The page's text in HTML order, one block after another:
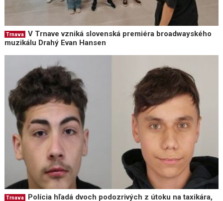
Trnava
V Trnave vzniká slovenská premiéra broadwayského
muzikálu Drahý Evan Hansen
Trnava
Polícia hľadá dvoch podozrivých z útoku na taxikára,